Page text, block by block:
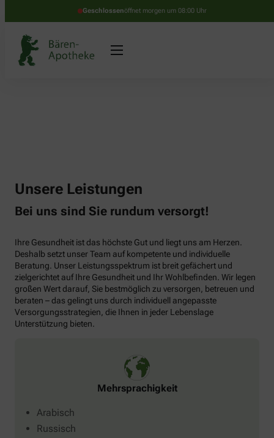
Geschlossenöffnet morgen um 08:00 Uhr
Unsere Leistungen
Bei uns sind Sie rundum versorgt!
Ihre Gesundheit ist das höchste Gut und liegt uns am Herzen.
Deshalb setzt unser Team auf kompetente und individuelle
Beratung. Unser Leistungsspektrum ist breit gefächert und
zielgerichtet auf Ihre Gesundheit und Ihr Wohlbefinden. Wir legen
großen Wert darauf, Sie bestmöglich zu versorgen, betreuen und
beraten – das gelingt uns durch individuell angepasste
Versorgungsstrategien, die Ihnen in jeder Lebenslage
Unterstützung bieten.
Mehrsprachigkeit
Arabisch
Russisch